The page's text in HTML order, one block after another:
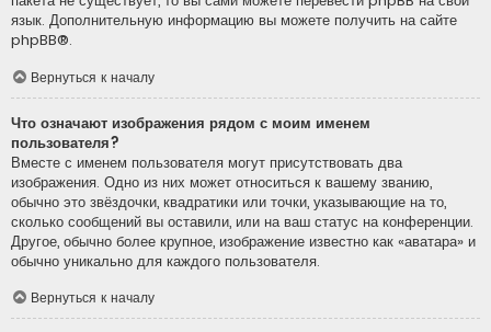
язык. Дополнительную информацию вы можете получить на сайте
phpBB®.
Вернуться к началу
Что означают изображения рядом с моим именем
пользователя?
Вместе с именем пользователя могут присутствовать два
изображения. Одно из них может относиться к вашему званию,
обычно это звёздочки, квадратики или точки, указывающие на то,
сколько сообщений вы оставили, или на ваш статус на конференции.
Другое, обычно более крупное, изображение известно как «аватара» и
обычно уникально для каждого пользователя.
Вернуться к началу